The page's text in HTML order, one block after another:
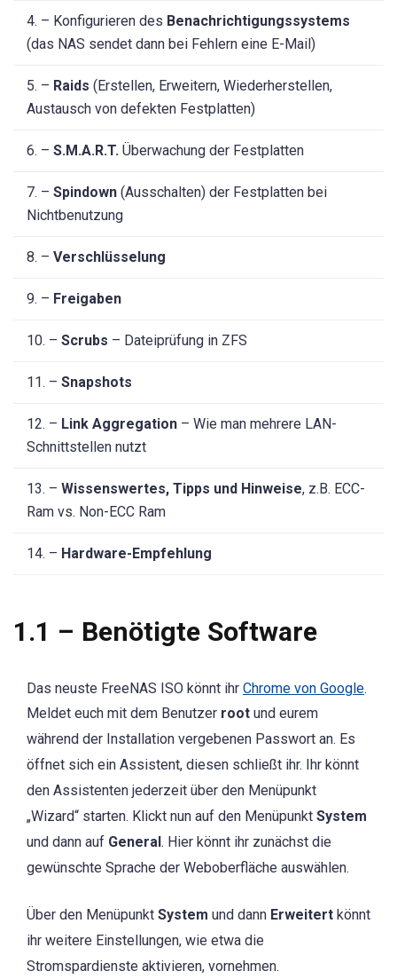
4. – Konfigurieren des Benachrichtigungssystems
(das NAS sendet dann bei Fehlern eine E-Mail)
5. – Raids (Erstellen, Erweitern, Wiederherstellen,
Austausch von defekten Festplatten)
6. – S.M.A.R.T. Überwachung der Festplatten
7. – Spindown (Ausschalten) der Festplatten bei
Nichtbenutzung
8. – Verschlüsselung
9. – Freigaben
10. – Scrubs – Dateiprüfung in ZFS
11. – Snapshots
12. – Link Aggregation – Wie man mehrere LAN-
Schnittstellen nutzt
13. – Wissenswertes, Tipps und Hinweise, z.B. ECC-
Ram vs. Non-ECC Ram
14. – Hardware-Empfehlung
1.1 – Benötigte Software
Das neuste FreeNAS ISO könnt ihr Chrome von Google.
Meldet euch mit dem Benutzer root und eurem
während der Installation vergebenen Passwort an. Es
öffnet sich ein Assistent, diesen schließt ihr. Ihr könnt
den Assistenten jederzeit über den Menüpunkt
„Wizard“ starten. Klickt nun auf den Menüpunkt System
und dann auf General . Hier könnt ihr zunächst die
gewünschte Sprache der Weboberfläche auswählen.
Über den Menüpunkt System und dann Erweitert könnt
ihr weitere Einstellungen, wie etwa die
Stromspardienste aktivieren, vornehmen.